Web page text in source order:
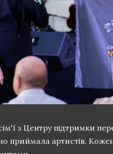
з Центру підтримки
приймала артистів.